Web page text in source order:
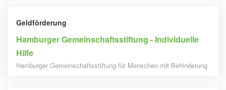
Geldförderung
Hamburger Gemeinschaftsstiftung - Individuelle
Hilfe
Hamburger Gemeinschaftsstiftung für Menschen mit Behinderung